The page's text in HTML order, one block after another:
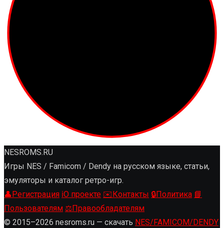
NESROMS.RU
Игры NES / Famicom / Dendy на русском языке, статьи,
эмуляторы и каталог ретро-игр.
👤 Регистрация ℹ️О проекте ✉️ Контакты 🔒Политика 📘
Пользователям ⚖️Правообладателям
© 2015–2026 nesroms.ru — скачать NES/FAMICOM/DENDY